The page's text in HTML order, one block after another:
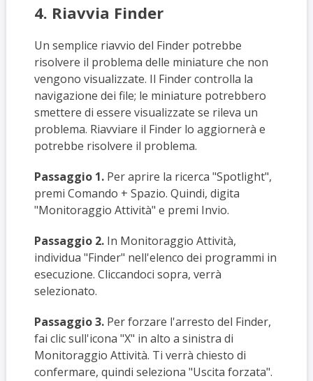
4. Riavvia Finder
Un semplice riavvio del Finder potrebbe
risolvere il problema delle miniature che non
vengono visualizzate. Il Finder controlla la
navigazione dei file; le miniature potrebbero
smettere di essere visualizzate se rileva un
problema. Riavviare il Finder lo aggiornerà e
potrebbe risolvere il problema.
Passaggio 1.Per aprire la ricerca "Spotlight",
premi Comando + Spazio. Quindi, digita
"Monitoraggio Attività" e premi Invio.
Passaggio 2.In Monitoraggio Attività,
individua "Finder" nell'elenco dei programmi in
esecuzione. Cliccandoci sopra, verrà
selezionato.
Passaggio 3.Per forzare l'arresto del Finder,
fai clic sull'icona "X" in alto a sinistra di
Monitoraggio Attività. Ti verrà chiesto di
confermare, quindi seleziona "Uscita forzata".